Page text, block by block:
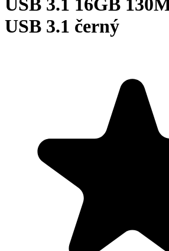
USB 3.1 16GB
USB 3.1 černý